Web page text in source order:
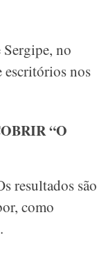
Sergipe, no
nos
“O
resultados são
como